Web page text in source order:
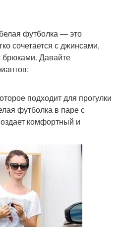
футболка — это
сочетается с джинсами,
Давайте
подходит для прогулки
футболка в паре с
комфортный и